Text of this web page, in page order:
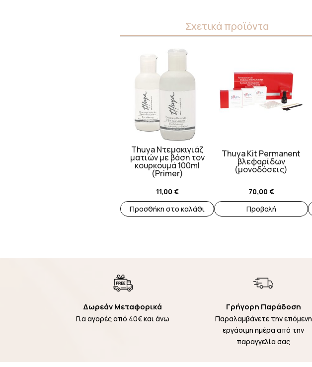
Σχετικά προϊόντα
Thuya Ντεμακιγιάζ
ματιών με βάση τον
κουρκουμά 100ml
(Primer)
11,00 €
Προσθήκη στο καλάθι
Thuya Kit Permanent
βλεφαρίδων
(μονοδόσεις)
70,00 €
Προβολή
Δωρεάν Μεταφορικά
Για αγορές από 40€ και άνω
Γρήγορη Παράδοση
Παραλαμβάνετε την επόμενη
εργάσιμη ημέρα από την
παραγγελία σας